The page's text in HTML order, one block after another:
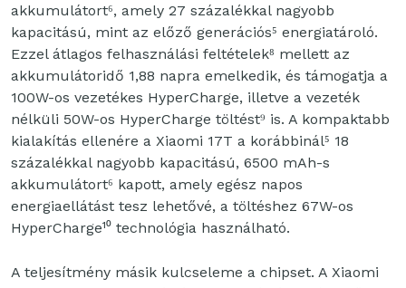
akkumulátort⁶, amely 27 százalékkal nagyobb
kapacitású, mint az előző generációs⁵ energiatároló.
Ezzel átlagos felhasználási feltételek⁸ mellett az
akkumulátoridő 1,88 napra emelkedik, és támogatja a
100W-os vezetékes HyperCharge, illetve a vezeték
nélküli 50W-os HyperCharge töltést⁹ is. A kompaktabb
kialakítás ellenére a Xiaomi 17T a korábbinál⁵ 18
százalékkal nagyobb kapacitású, 6500 mAh-s
akkumulátort⁶ kapott, amely egész napos
energiaellátást tesz lehetővé, a töltéshez 67W-os
HyperCharge¹⁰ technológia használható.
A teljesítmény másik kulcseleme a chipset. A Xiaomi